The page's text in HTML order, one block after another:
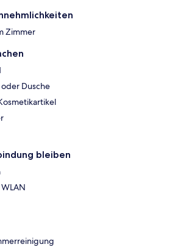
Zimmer
Dusche
bleiben